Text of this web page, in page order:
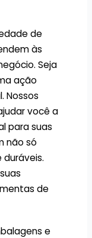
de
às
Seja
ação
Nossos
você a
para suas
não só
de
e